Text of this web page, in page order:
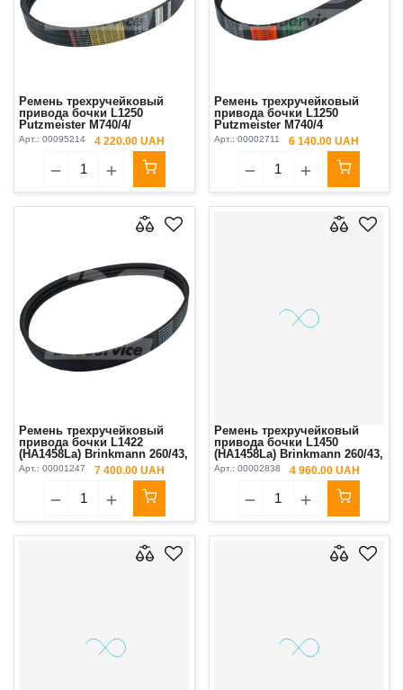
Ремень трехручейковый
привода бочки L1250
Putzmeister M740/4/
Brinkmann 450/550 XPL
Арт.: 00095214 4 220.00 UAH
Ремень трехручейковый
привода бочки L1250
Putzmeister M740/4
/Brinkmann 450/550
Арт.: 00002711 6 140.00 UAH
Ремень трехручейковый
привода бочки L1422
(HA1458La) Brinkmann 260/43,
260/45 Original
Арт.: 00001247 7 400.00 UAH
Ремень трехручейковый
привода бочки L1450
(HA1458La) Brinkmann 260/43,
260/45 BMS ALFA
Арт.: 00002838 4 960.00 UAH